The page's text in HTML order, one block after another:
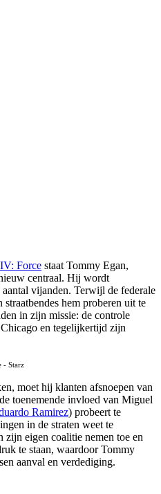
Force staat Tommy Egan,
centraal. Hij wordt
vijanden. Terwijl de federale
hem proberen uit te
in zijn missie: de controle
en tegelijkertijd zijn
- Starz
moet hij klanten afsnoepen van
toenemende invloed van Miguel
Ramirez) probeert te
in de straten weet te
zijn eigen coalitie nemen toe en
te staan, waardoor Tommy
aanval en verdediging.